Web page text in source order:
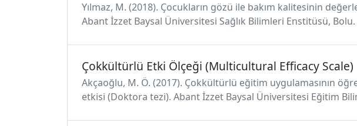
Yılmaz, M. (2018). Çocukların gözü ile bakım kalitesinin
Abant İzzet Baysal Üniversitesi Sağlık Bilimleri Enstitüsü, Bolu.
Çokkültürlü Etki Ölçeği (Multicultural Efficacy Scale)
Akçaoğlu, M. Ö. (2017). Çokkültürlü eğitim uygulamasının
etkisi (Doktora tezi). Abant İzzet Baysal Üniversitesi Eğitim